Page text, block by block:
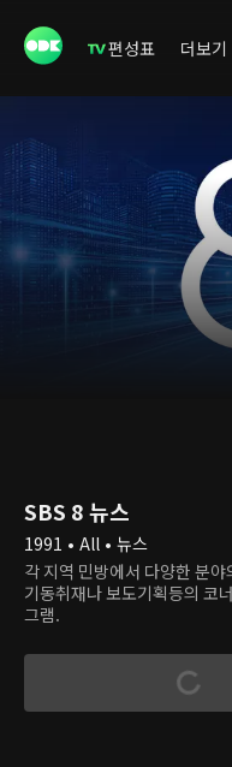
편성표 더보기
SBS 8 뉴스
1991 • All • 뉴스
각 지역 민방에서 다양한 분
기동취재나 보도기획등의 코
그램.